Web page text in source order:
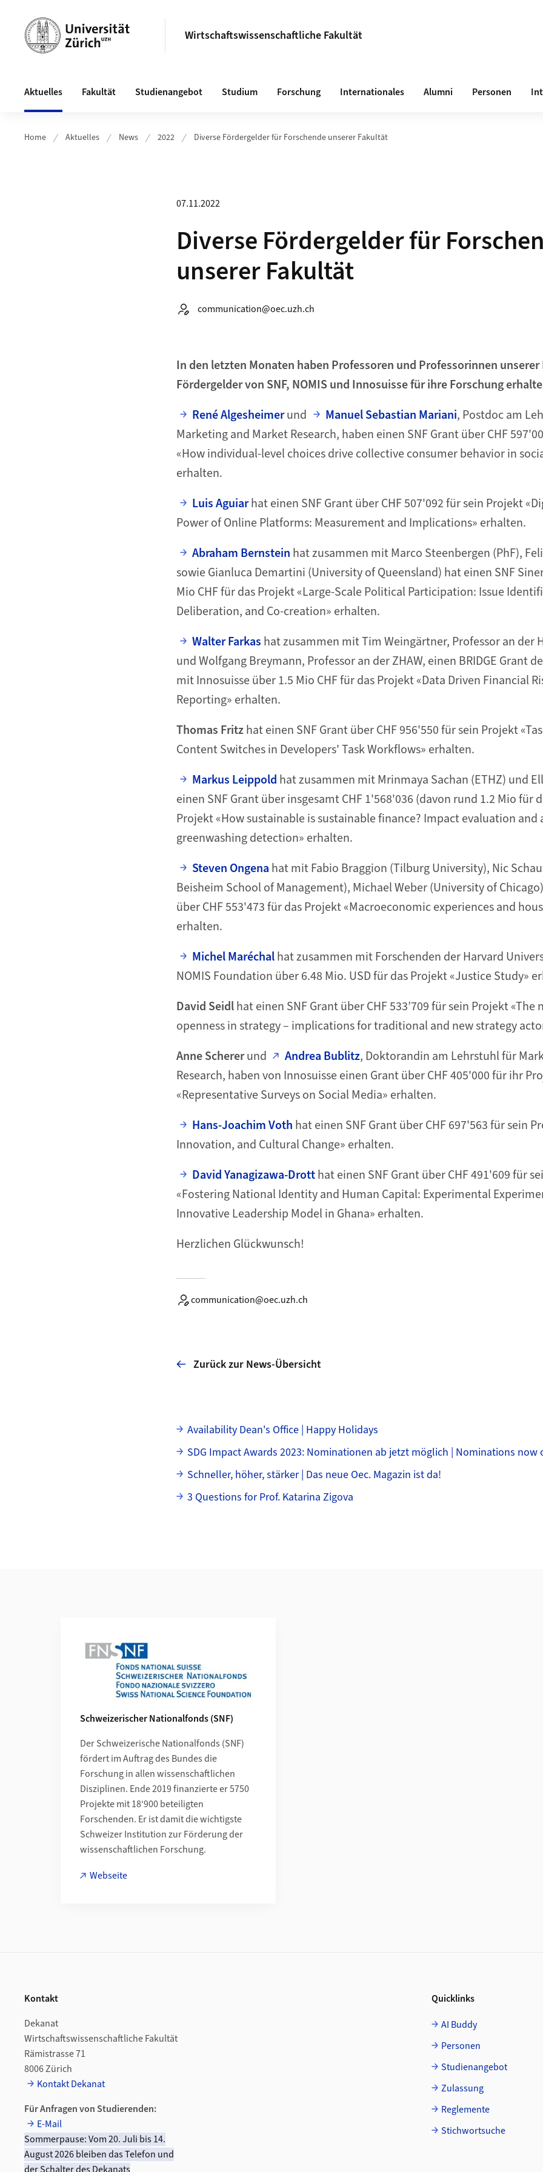
Wirtschaftswissenschaftliche Fakultät
Aktuelles Fakultät Studienangebot Studium Forschung Internationales Alumni Personen
Home Aktuelles News 2022 Diverse Fördergelder für Forschende unserer Fakultät
07.11.2022
Diverse Fördergelder für
unserer Fakultät
Autor:
communication@oec.uzh.ch
In den letzten Monaten haben Professoren und Professorinnen
Fördergelder von SNF, NOMIS und Innosuisse für ihre Forschung
René Algesheimerund Manuel Sebastian Mariani, Postdoc am
Marketing and Market Research, haben einen SNF Grant über CHF
«How individual-level choices drive collective consumer behavior in
erhalten.
Luis Aguiarhat einen SNF Grant über CHF 507'092 für sein Projekt
Power of Online Platforms: Measurement and Implications» erhalten.
Abraham Bernstein hat zusammen mit Marco Steenbergen (PhF),
sowie Gianluca Demartini (University of Queensland) hat einen SNF
Mio CHF für das Projekt «Large-Scale Political Participation: Issue
Deliberation, and Co-creation» erhalten.
Walter Farkas hat zusammen mit Tim Weingärtner, Professor an der
und Wolfgang Breymann, Professor an der ZHAW, einen BRIDGE Grant
mit Innosuisse über 1.5 Mio CHF für das Projekt «Data Driven Financial
Reporting» erhalten.
Thomas Fritzhat einen SNF Grant über CHF 956'550 für sein Projekt
Content Switches in Developers' Task Workflows» erhalten.
Markus Leippold hat zusammen mit Mrinmaya Sachan (ETHZ) und
einen SNF Grant über insgesamt CHF 1'568'036 (davon rund 1.2 Mio für
Projekt «How sustainable is sustainable finance? Impact evaluation
greenwashing detection» erhalten.
Steven Ongena hat mit Fabio Braggion (Tilburg University), Nic
Beisheim School of Management), Michael Weber (University of
über CHF 553'473 für das Projekt «Macroeconomic experiences and
erhalten.
Michel Maréchalhat zusammen mit Forschenden der Harvard
NOMIS Foundation über 6.48 Mio. USD für das Projekt «Justice Study»
David Seidlhat einen SNF Grant über CHF 533’709 für sein Projekt «The
openness in strategy – implications for traditional and new strategy
Anne Schererund Andrea Bublitz, Doktorandin am Lehrstuhl für
Research, haben von Innosuisse einen Grant über CHF 405'000 für ihr
«Representative Surveys on Social Media» erhalten.
Hans-Joachim Voth hat einen SNF Grant über CHF 697'563 für sein
Innovation, and Cultural Change» erhalten.
David Yanagizawa-Drotthat einen SNF Grant über CHF 491'609 für
«Fostering National Identity and Human Capital: Experimental
Innovative Leadership Model in Ghana» erhalten.
Herzlichen Glückwunsch!
communication@oec.uzh.ch
Zurück zur News-Übersicht
Unterseiten
Availability Dean's Office | Happy Holidays
SDG Impact Awards 2023: Nominationen ab jetzt möglich | Nominations now
Schneller, höher, stärker | Das neue Oec. Magazin ist da!
3 Questions for Prof. Katarina Zigova
Schweizerischer Nationalfonds (SNF)
Der Schweizerische Nationalfonds (SNF)
fördert im Auftrag des Bundes die
Forschung in allen wissenschaftlichen
Disziplinen. Ende 2019 finanzierte er 5750
Projekte mit 18‘900 beteiligten
Forschenden. Er ist damit die wichtigste
Schweizer Institution zur Förderung der
wissenschaftlichen Forschung.
Webseite
Kontakt
Dekanat
Wirtschaftswissenschaftliche Fakultät
Rämistrasse 71
8006 Zürich
Kontakt Dekanat
Für Anfragen von Studierenden:
E-Mail
Sommerpause: Vom 20. Juli bis 14.
August 2026 bleiben das Telefon und
Quicklinks
AI Buddy
Personen
Studienangebot
Zulassung
Reglemente
Stichwortsuche